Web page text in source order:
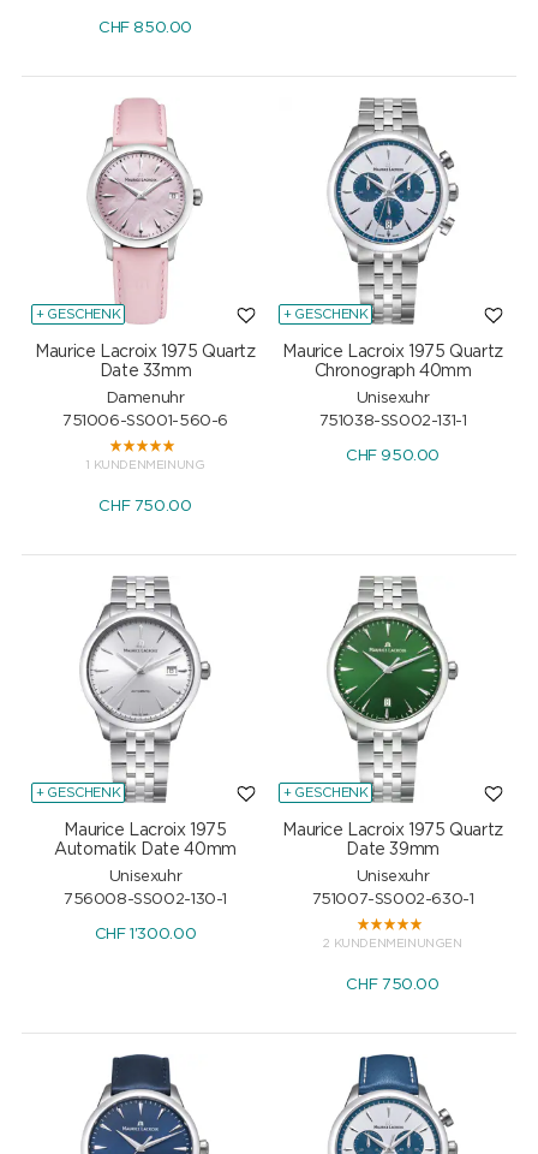
CHF850.00
+ GESCHENK
Maurice Lacroix 1975 Quartz
Date 33mm
Damenuhr
751006-SS001-560-6
1 KUNDENMEINUNG
CHF 750.00
+ GESCHENK
Maurice Lacroix 1975 Quartz
Chronograph 40mm
Unisexuhr
751038-SS002-131-1
CHF 950.00
+ GESCHENK
Maurice Lacroix 1975
Automatik Date 40mm
Unisexuhr
756008-SS002-130-1
CHF 1'300.00
+ GESCHENK
Maurice Lacroix 1975 Quartz
Date 39mm
Unisexuhr
751007-SS002-630-1
2 KUNDENMEINUNGEN
CHF 750.00